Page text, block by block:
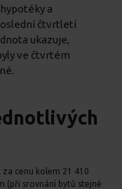
a
čtvrtletí
ukazuje,
ve čtvrtém
cenu kolem 21 410
(při srovnání bytů stejné